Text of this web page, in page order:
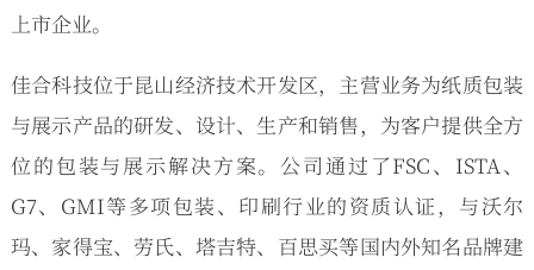
上市企业。
佳合科技位于昆山经济技术开发区，主营业务为纸质包装
与展示产品的研发、设计、生产和销售，为客户提供全方
位的包装与展示解决方案。公司通过了FSC、ISTA、
G7、GMI等多项包装、印刷行业的资质认证，与沃尔
玛、家得宝、劳氏、塔吉特、百思买等国内外知名品牌建